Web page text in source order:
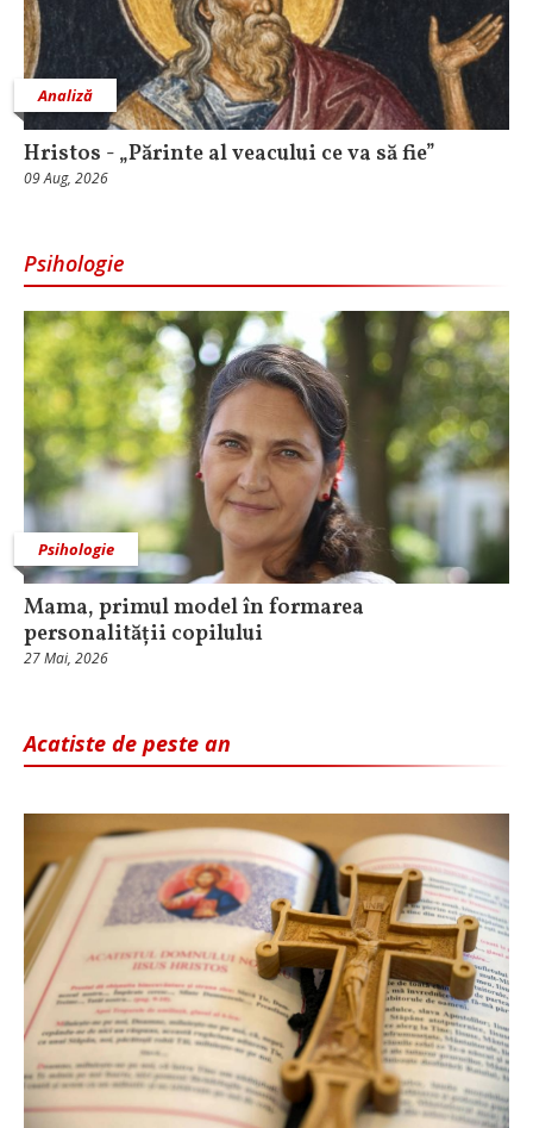
Analiză
Hristos - „Părinte al veacului ce va să fie”
09 Aug, 2026
Psihologie
Psihologie
Mama, primul model în formarea
personalității copilului
27 Mai, 2026
Acatiste de peste an